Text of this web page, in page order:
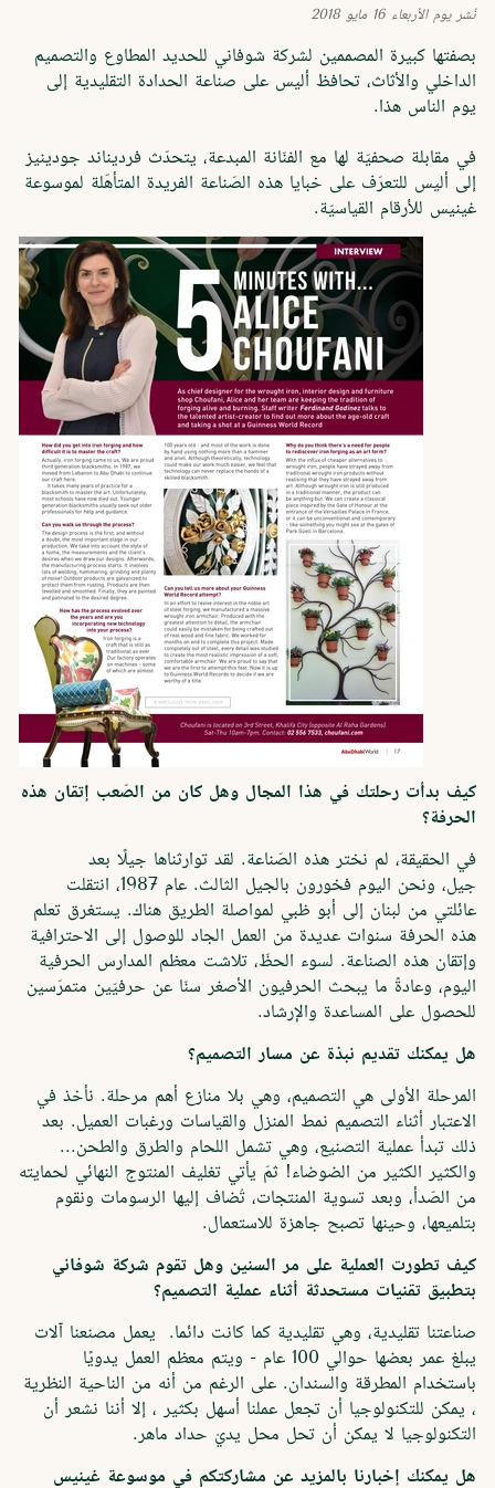
world·worthy· writer·
مقابلة مع مجلة أبوظبي العالمية
نُشر يوم الأربعاء 16 مايو 2018
بصفتها كبيرة المصممين لشركة شوفاني للحديد المطاوع والتصميم
الداخلي والأثاث، تحافظ أليس على صناعة الحدادة التقليدية إلى
يوم الناس هذا.
في مقابلة صحفيّة لها مع الفنّانة المبدعة، يتحدّث فرديناند جودينيز
إلى أليس للتعرّف على خبايا هذه الصّناعة الفريدة المتأهّلة لموسوعة
غينيس للأرقام القياسيّة.
كيف بدأت رحلتك في هذا المجال وهل كان من الصّعب إتقان هذه
الحرفة؟
في الحقيقة، لم نختر هذه الصّناعة. لقد توارثناها جيلًا بعد
جيل، ونحن اليوم فخورون بالجيل الثالث. عام 1987، انتقلت
عائلتي من لبنان إلى أبو ظبي لمواصلة الطريق هناك. يستغرق تعلم
هذه الحرفة سنوات عديدة من العمل الجاد للوصول إلى الاحترافية
وإتقان هذه الصناعة. لسوء الحظّ، تلاشت معظم المدارس الحرفية
اليوم، وعادةً ما يبحث الحرفيون الأصغر سنّا عن حرفيّين متمرّسين
للحصول على المساعدة والإرشاد.
هل يمكنك تقديم نبذة عن مسار التصميم؟
المرحلة الأولى هي التصميم، وهي بلا منازع أهم مرحلة. نأخذ في
الاعتبار أثناء التصميم نمط المنزل والقياسات ورغبات العميل. بعد
ذلك تبدأ عملية التصنيع، وهي تشمل اللحام والطرق والطحن...
والكثير الكثير من الضوضاء! ثمّ يأتي تغليف المنتوج النهائي لحمايته
من الصّدأ، وبعد تسوية المنتجات، تُضاف إليها الرسومات ونقوم
بتلميعها، وحينها تصبح جاهزة للاستعمال.
كيف تطورت العملية على مر السنين وهل تقوم شركة شوفاني
بتطبيق تقنيات مستحدثة أثناء عملية التصميم؟
صناعتنا تقليدية، وهي تقليدية كما كانت دائما. يعمل مصنعنا آلات
يبلغ عمر بعضها حوالي 100 عام - ويتم معظم العمل يدويًا
باستخدام المطرقة والسندان. على الرغم من أنه من الناحية النظرية
، يمكن للتكنولوجيا أن تجعل عملنا أسهل بكثير ، إلا أننا نشعر أن
التكنولوجيا لا يمكن أن تحل محل يديْ حداد ماهر.
هل يمكنك إخبارنا بالمزيد عن مشاركتكم في موسوعة غينيس